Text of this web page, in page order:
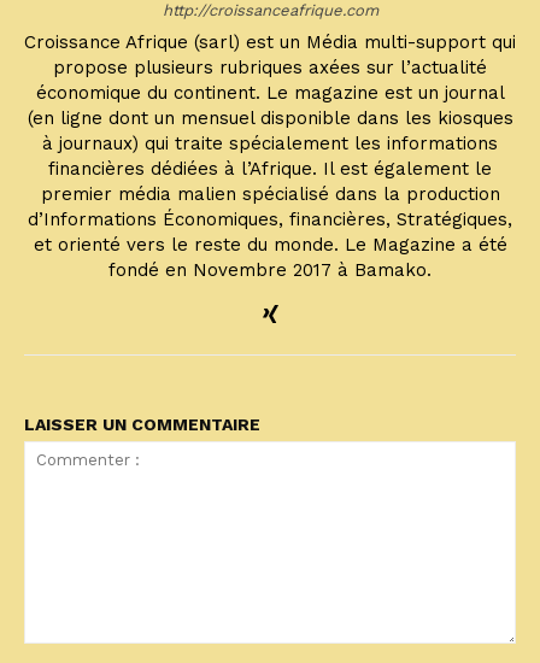
http://croissanceafrique.com
Croissance Afrique (sarl) est un Média multi-support qui
propose plusieurs rubriques axées sur l’actualité
économique du continent. Le magazine est un journal
(en ligne dont un mensuel disponible dans les kiosques
à journaux) qui traite spécialement les informations
financières dédiées à l’Afrique. Il est également le
premier média malien spécialisé dans la production
d’Informations Économiques, financières, Stratégiques,
et orienté vers le reste du monde. Le Magazine a été
fondé en Novembre 2017 à Bamako.
LAISSER UN COMMENTAIRE